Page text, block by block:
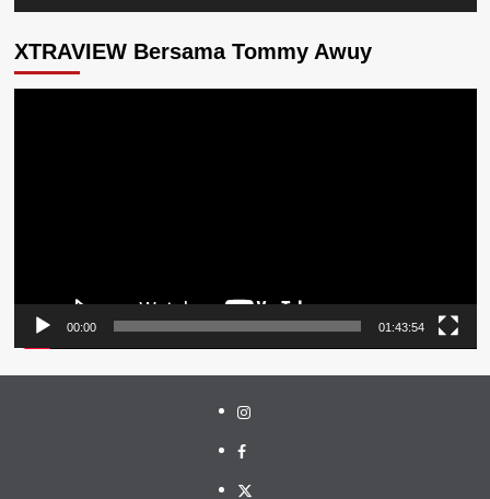
XTRAVIEW Bersama Tommy Awuy
00:00 01:43:54
Instagram
Facebook
Twitter